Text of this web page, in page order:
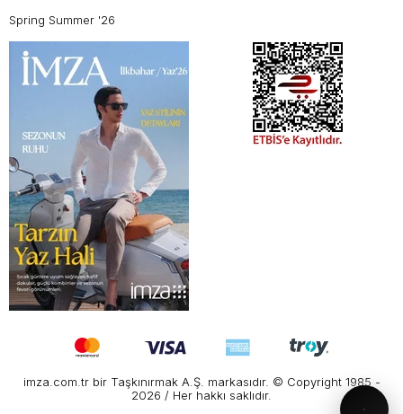
Spring Summer '26
imza.com.tr bir Taşkınırmak A.Ş. markasıdır. © Copyright 1985 -
2026 / Her hakkı saklıdır.